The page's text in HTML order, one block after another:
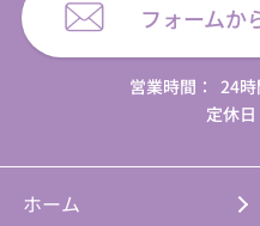
フォームか
営業時間：
24
定休日
ホーム